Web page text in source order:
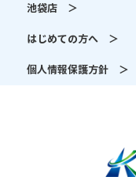
池袋店 ＞
はじめての方へ ＞
個人情報保護方針 ＞